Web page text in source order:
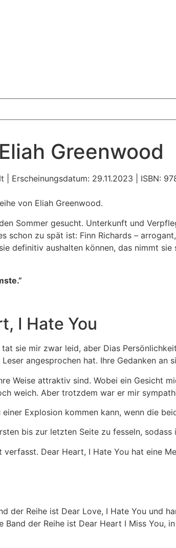
Greenwood
Erscheinungsdatum: 29.11.2023 | ISBN:
von Eliah Greenwood.
Sommer gesucht. Unterkunft und
schon zu spät ist: Finn Richards –
definitiv aushalten können, das nimmt
I Hate You
sie mir zwar leid, aber Dias
angesprochen hat. Ihre Gedanken an
Weise attraktiv sind. Wobei ein Gesicht
weich. Aber trotzdem war er mir
Explosion kommen kann, wenn die
bis zur letzten Seite zu fesseln,
Dear Heart, I Hate You hat eine
der Reihe ist Dear Love, I Hate You und
der Reihe ist Dear Heart I Miss You,